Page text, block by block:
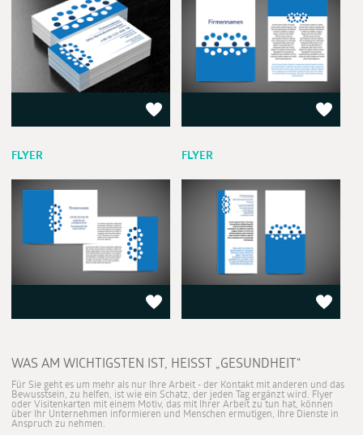
FLYER FLYER
WAS AM WICHTIGSTEN IST, HEISST „GESUNDHEIT“
Für Sie geht es um mehr als nur Ihre Arbeit - der Kontakt mit anderen und das
Bewusstsein, zu helfen, ist wie ein Schatz, der jeden Tag ergänzt wird. Flyer
oder Visitenkarten mit einem Motiv, das mit Ihrer Arbeit zu tun hat, können
über Ihr Unternehmen informieren und Menschen ermutigen, Ihre Dienste in
Anspruch zu nehmen.